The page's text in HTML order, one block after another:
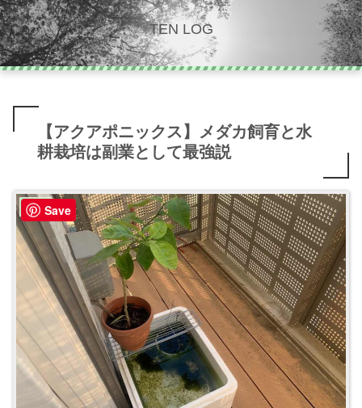
TEN LOG
【アクアポニックス】メダカ飼育と水
耕栽培は副業として最強説
めだかSave